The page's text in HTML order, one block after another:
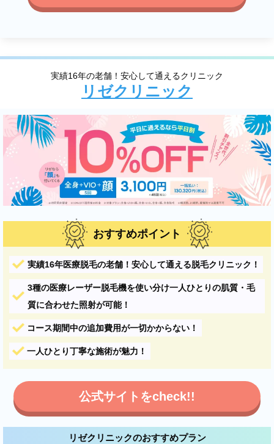
実績16年の老舗！安心して通えるクリニック
リゼクリニック
おすすめポイント
実績16年医療脱毛の老舗！安心して通える脱毛クリニック！
3種の医療レーザー脱毛機を使い分け一人ひとりの肌質・毛
質に合わせた照射が可能！
コース期間中の追加費用が一切かからない！
一人ひとり丁寧な施術が魅力！
公式サイトをcheck!!
リゼクリニックのおすすめプラン